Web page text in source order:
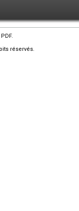
réservés.